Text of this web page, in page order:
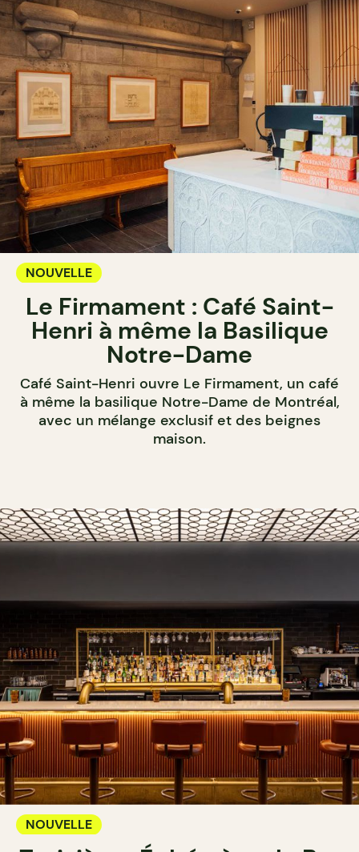
NOUVELLE
Le Firmament : Café Saint-
Henri à même la Basilique
Notre-Dame
Café Saint-Henri ouvre Le Firmament, un café
à même la basilique Notre-Dame de Montréal,
avec un mélange exclusif et des beignes
maison.
NOUVELLE